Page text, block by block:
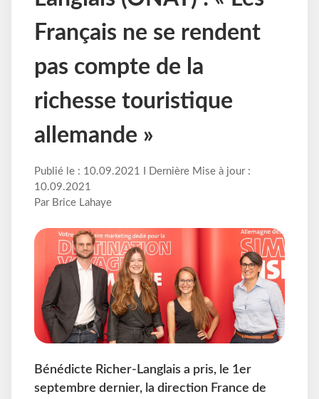
Français ne se rendent
pas compte de la
richesse touristique
allemande »
Publié le : 10.09.2021 I Dernière Mise à jour :
10.09.2021
Par Brice Lahaye
Bénédicte Richer-Langlais a pris, le 1er
septembre dernier, la direction France de